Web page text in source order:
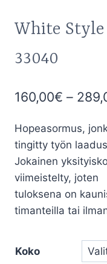
White Style
33040
160,00€ –
Hopeasormus,
tingitty työn
Jokainen
viimeistelty, joten
tuloksena on
timanteilla tai
Koko